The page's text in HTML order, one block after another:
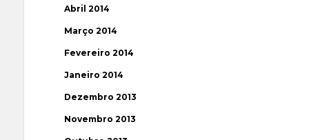
Abril 2014
Março 2014
Fevereiro 2014
Janeiro 2014
Dezembro 2013
Novembro 2013